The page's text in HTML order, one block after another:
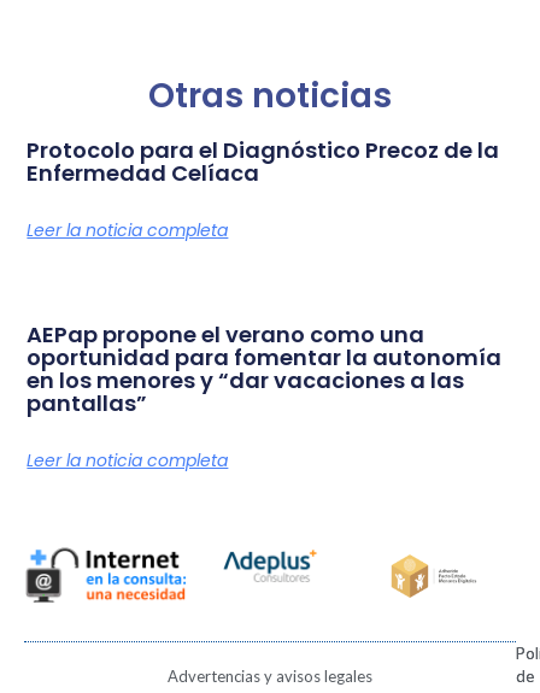
Otras noticias
Protocolo para el Diagnóstico Precoz de la
Enfermedad Celíaca
Leer la noticia completa
AEPap propone el verano como una
oportunidad para fomentar la autonomía
en los menores y “dar vacaciones a las
pantallas”
Leer la noticia completa
Advertencias y avisos legales
de
de